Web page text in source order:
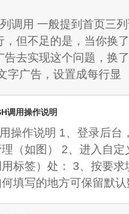
调用 一般提到首页三
，但不足的是，当你换
告去实现这个问题，换
字广告，设置成每行显
调用操作说明
操作说明 1、登录后台
（如图） 2、进入自
标签）处： 3、按要
填写的地方可保留默认